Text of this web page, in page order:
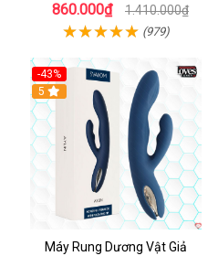
860.000₫ 1.410.000₫
(979)
-43%
Hot
5
Máy Rung Dương Vật Giả